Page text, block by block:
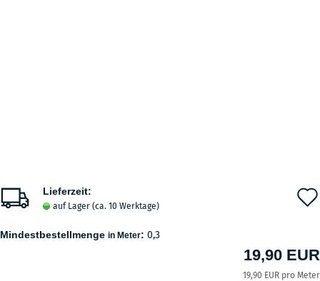
Lieferzeit:
auf Lager (ca. 10 Werktage)
Mindestbestellmenge in Meter: 0,3
19,90 EUR
19,90 EUR pro Meter